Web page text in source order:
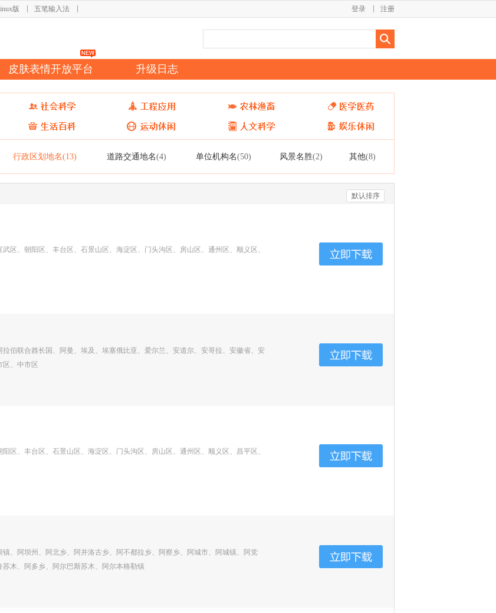
版 五笔输入法 注册
登录
皮肤表情开放平台 升级日志
行政区划地名(13) 道路交通地名(4) 单位机构名(50) 风景名胜(2) 其他(8)
默认排序
区、朝阳区、丰台区、石景山区、海淀区、门头沟区、房山区、通州区、顺义区、
伯联合酋长国、阿曼、埃及、埃塞俄比亚、爱尔兰、安道尔、安哥拉、安徽省、安
区、中市区
区、丰台区、石景山区、海淀区、门头沟区、房山区、通州区、顺义区、昌平区、
、阿坝州、阿北乡、阿并洛古乡、阿不都拉乡、阿察乡、阿城市、阿城镇、阿党
木、阿多乡、阿尔巴斯苏木、阿尔本格勒镇